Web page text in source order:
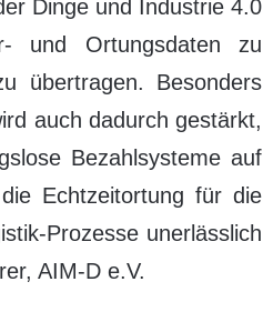
Dinge und Industrie 4.0
und Ortungsdaten zu
übertragen. Besonders
auch dadurch gestärkt,
Bezahlsysteme auf
Echtzeitortung für die
Prozesse unerlässlich
AIM-D e.V.